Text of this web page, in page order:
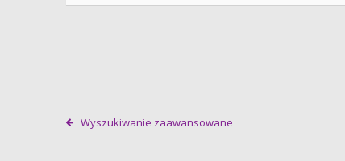
Wyszukiwanie zaawansowane